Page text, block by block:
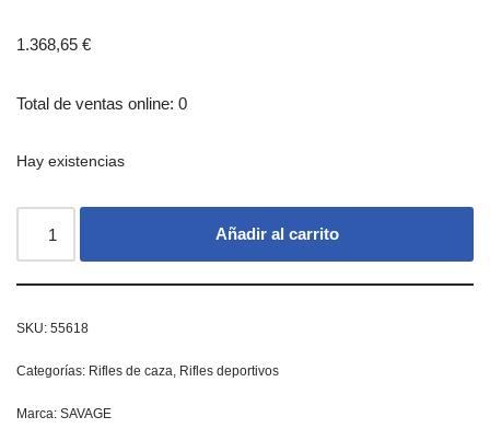
1.368,65 €
Total de ventas online: 0
Hay existencias
Añadir al carrito
SKU: 55618
Categorías: Rifles de caza, Rifles deportivos
Marca: SAVAGE